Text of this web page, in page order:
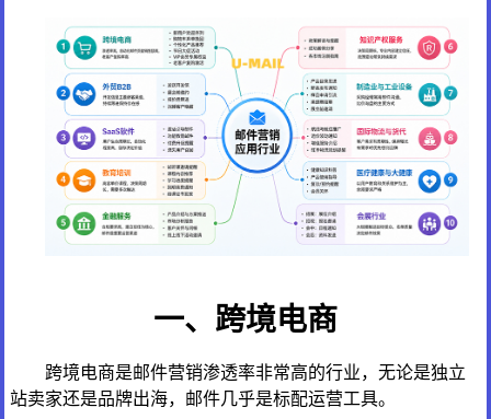
一、跨境电商
跨境电商是邮件营销渗透率非常高的行业，无论是独立
站卖家还是品牌出海，邮件几乎是标配运营工具。